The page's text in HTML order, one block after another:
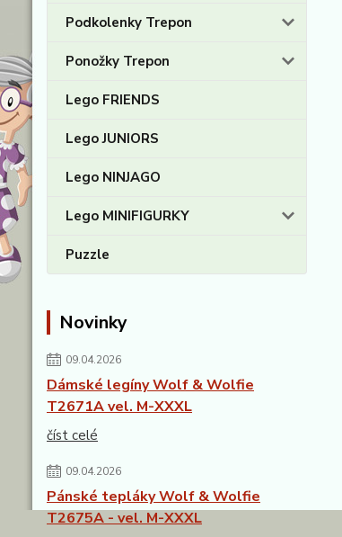
Podkolenky Trepon
Ponožky Trepon
Lego FRIENDS
Lego JUNIORS
Lego NINJAGO
Lego MINIFIGURKY
Puzzle
Novinky
09.04.2026
Dámské legíny Wolf & Wolfie
T2671A vel. M-XXXL
číst celé
09.04.2026
Pánské tepláky Wolf & Wolfie
T2675A - vel. M-XXXL